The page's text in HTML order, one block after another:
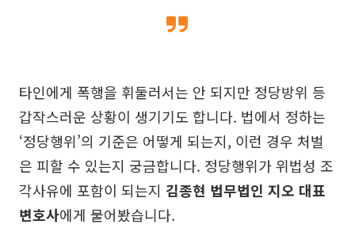
타인에게 폭행을 휘둘러서는 안 되지만 정당방위 등
갑작스러운 상황이 생기기도 합니다. 법에서 정하는
‘정당행위’의 기준은 어떻게 되는지, 이런 경우 처벌
은 피할 수 있는지 궁금합니다. 정당행위가 위법성 조
각사유에 포함이 되는지 김종현 법무법인 지오 대표
변호사에게 물어봤습니다.